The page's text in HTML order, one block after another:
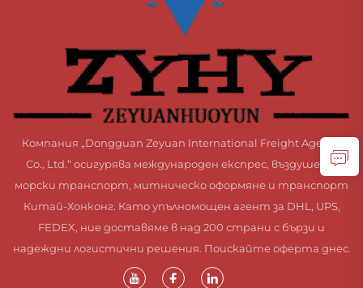
Компания „Dongguan Zeyuan International Freight Agency
Co., Ltd.“ осигурява международен експрес, въздушен и
морски транспорт, митническо оформяне и транспорт
Китай-Хонконг. Като упълномощен агент за DHL, UPS,
FEDEX, ние доставяме в над 200 страни с бързи и
надеждни логистични решения. Поискайте оферта днес.